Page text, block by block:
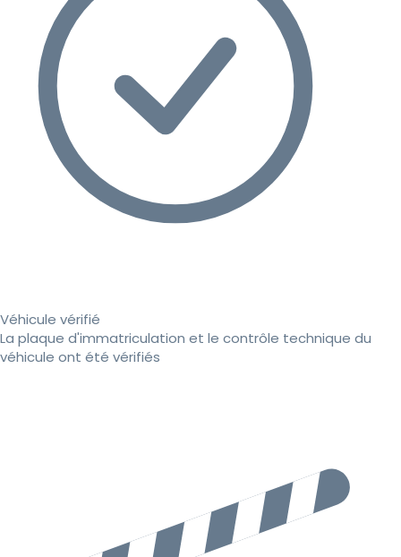
Véhicule vérifié
La plaque d'immatriculation et le contrôle technique du
véhicule ont été vérifiés